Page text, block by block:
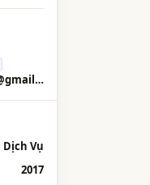
nguyenhuyen.kttu@gmail.com
Dịch Vụ
2017